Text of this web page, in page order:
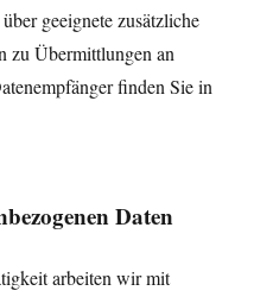
geeignete zusätzliche
zu Übermittlungen an
finden Sie in
Daten
arbeiten wir mit